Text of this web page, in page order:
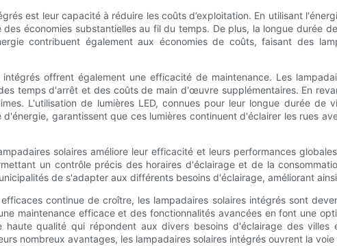
est leur capacité à réduire les coûts d’exploitation. En utilisant
économies substantielles au fil du temps. De plus, la longue durée
contribuent également aux économies de coûts, faisant des
offrent également une efficacité de maintenance. Les
temps d'arrêt et des coûts de main d'œuvre supplémentaires. En
L'utilisation de lumières LED, connues pour leur longue durée de
garantissent que ces lumières continuent d'éclairer les rues
solaires améliore leur efficacité et leurs performances
un contrôle précis des horaires d'éclairage et de la
de s'adapter aux différents besoins d'éclairage, améliorant
continue de croître, les lampadaires solaires intégrés sont
maintenance efficace et des fonctionnalités avancées en font une
qualité qui répondent aux divers besoins d'éclairage des
nombreux avantages, les lampadaires solaires intégrés ouvrent la